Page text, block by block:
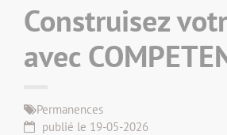
Construisez
avec
Permanences
publié le 19-05-2026